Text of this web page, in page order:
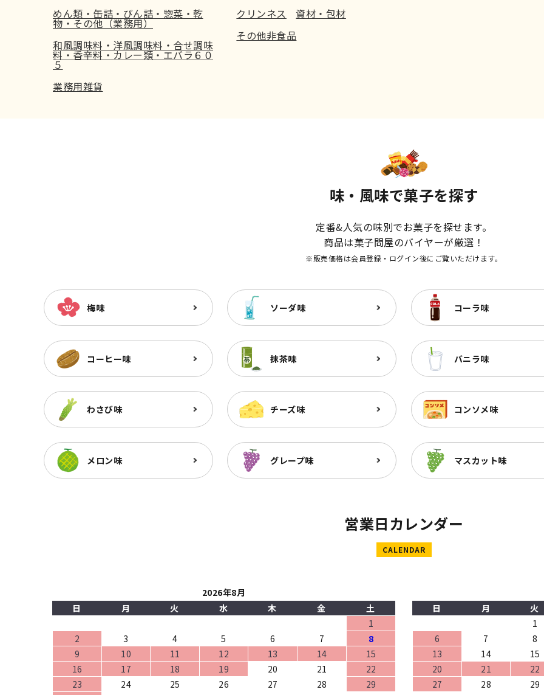
めん類・缶詰・びん詰・惣菜・乾
物・その他（業務用）
和風調味料・洋風調味料・合せ調味
料・香辛料・カレー類・エバラ６０
５
業務用雑貨
クリンネス
資材・包材
その他非食品
味・風味で菓子を探す
定番&人気の味別でお菓子を探せます。
商品は菓子問屋のバイヤーが厳選！
※販売価格は会員登録・ログイン後にご覧いただけます。
梅味 ソーダ味 コーラ味
コーヒー味 抹茶味 バニラ味
わさび味 チーズ味 コンソメ味
メロン味 グレープ味 マスカット味
営業日カレンダー
CALENDAR
2026年8月
日
月 火 水 木 金
土
1
2
3 4 5 6 7
8
9
10 11 12 13 14
15
16
17 18 19 20 21
22
23
24 25 26 27 28
29
日 月
火
1
6
7
8
13
14
15
20
21
22
27
28 29